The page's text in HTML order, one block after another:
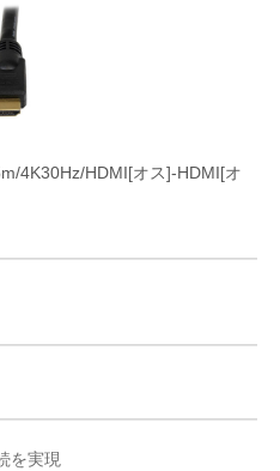
4K30Hz/HDMI[オス]-HDMI[オ
を実現